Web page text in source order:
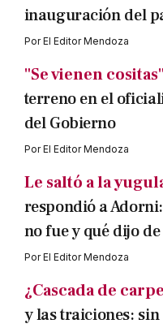
inauguración del
PorEl Editor Mendoza
"Se vienen
terreno en el
del Gobierno
PorEl Editor Mendoza
Le saltó a la
respondió a
no fue y qué dijo
PorEl Editor Mendoza
¿Cascada de
y las traiciones: